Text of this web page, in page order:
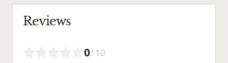
Reviews
0/ 10